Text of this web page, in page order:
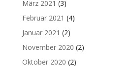
März 2021 (3)
Februar 2021 (4)
Januar 2021 (2)
November 2020 (2)
Oktober 2020 (2)